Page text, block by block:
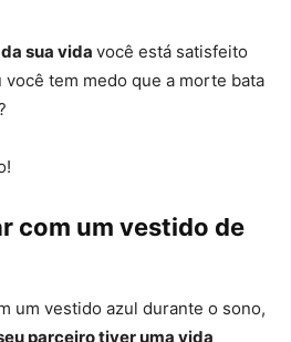
sua vida você está satisfeito
você tem medo que a morte bata
com um vestido de
um vestido azul durante o sono,
parceiro tiver uma vida